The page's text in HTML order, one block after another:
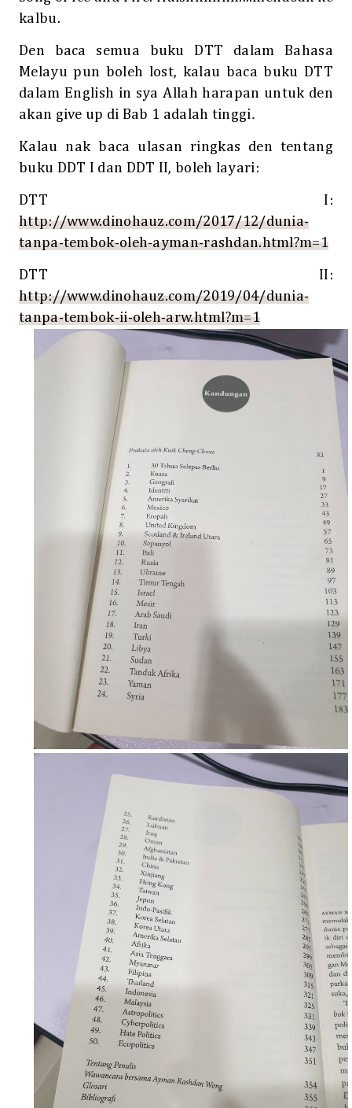
kalbu.
Den baca semua buku DTT dalam Bahasa
Melayu pun boleh lost, kalau baca buku DTT
dalam English in sya Allah harapan untuk den
akan give up di Bab 1 adalah tinggi.
Kalau nak baca ulasan ringkas den tentang
buku DDT I dan DDT II, boleh layari:
DTT I:
http://www.dinohauz.com/2017/12/dunia-
tanpa-tembok-oleh-ayman-rashdan.html?m=1
DTT II:
http://www.dinohauz.com/2019/04/dunia-
tanpa-tembok-ii-oleh-arw.html?m=1